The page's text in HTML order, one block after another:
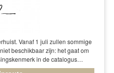
Vanaf 1 juli zullen sommige
beschikbaar zijn: het gaat om
in de catalogus…